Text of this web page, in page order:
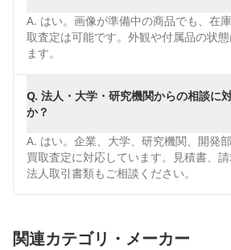
A. はい。画像が準備中の商品でも、在
取査定は可能です。外観や付属品の状
ます。
Q. 法人・大学・研究機関からの相談に
か？
A. はい。企業、大学、研究機関、開発
買取査定に対応しています。見積書、
法人取引書類もご相談ください。
関連カテゴリ・メーカー